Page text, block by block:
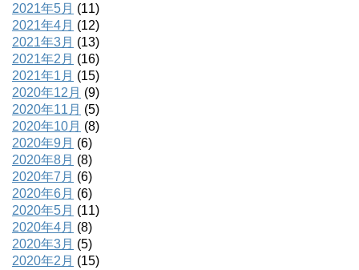
2021年5月 (11)
2021年4月 (12)
2021年3月 (13)
2021年2月 (16)
2021年1月 (15)
2020年12月 (9)
2020年11月 (5)
2020年10月 (8)
2020年9月 (6)
2020年8月 (8)
2020年7月 (6)
2020年6月 (6)
2020年5月 (11)
2020年4月 (8)
2020年3月 (5)
2020年2月 (15)